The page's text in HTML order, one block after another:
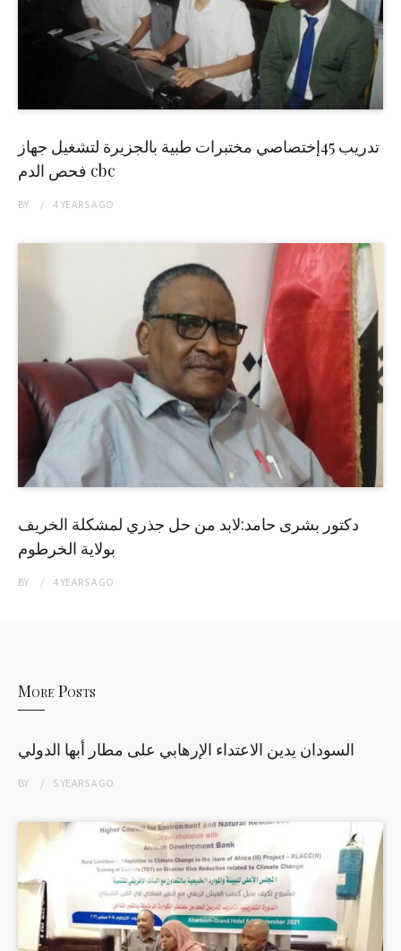
تدريب 45إختصاصي مختبرات طبية بالجزيرة لتشغيل جهاز
فحص الدم cbc
BY 4 YEARSAGO
دكتور بشرى حامد:لابد من حل جذري لمشكلة الخريف
بولاية الخرطوم
BY 4 YEARSAGO
More Posts
السودان يدين الاعتداء الإرهابي على مطار أبها الدولي
BY 5 YEARSAGO